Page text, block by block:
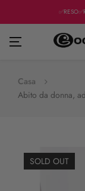
navigazione
☰
Casa
Abito da donna,
SOLD OUT